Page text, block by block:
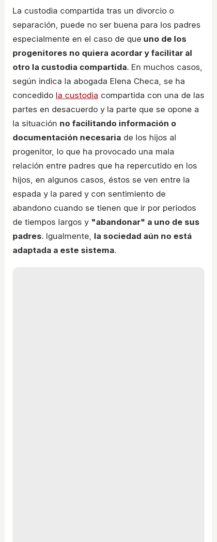
La custodia compartida tras un divorcio o
separación, puede no ser buena para los padres
especialmente en el caso de que uno de los
progenitores no quiera acordar y facilitar al
otro la custodia compartida. En muchos casos,
según indica la abogada Elena Checa, se ha
concedido la custodia compartida con una de las
partes en desacuerdo y la parte que se opone a
la situación no facilitando información o
documentación necesaria de los hijos al
progenitor, lo que ha provocado una mala
relación entre padres que ha repercutido en los
hijos, en algunos casos, éstos se ven entre la
espada y la pared y con sentimiento de
abandono cuando se tienen que ir por periodos
de tiempos largos y "abandonar" a uno de sus
padres. Igualmente, la sociedad aún no está
adaptada a este sistema.